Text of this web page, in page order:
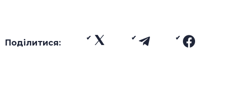
Поділитися: